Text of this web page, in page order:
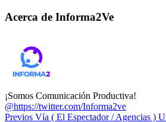
Acerca de Informa2Ve
¡Somos Comunicación Productiva!
@https://twitter.com/Informa2ve
Previos Vía ( El Espectador / Agencias )